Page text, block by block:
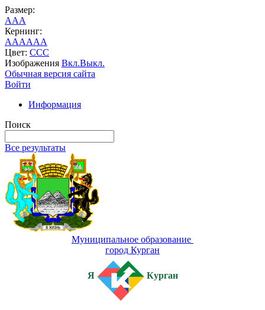
Размер:
AAA
Кернинг:
AAAAAA
Цвет: CCC
Изображения Вкл.Выкл.
Обычная версия сайта
Войти
Информация
Поиск
Все результаты
Муниципальное образование
город Курган
Я Курган